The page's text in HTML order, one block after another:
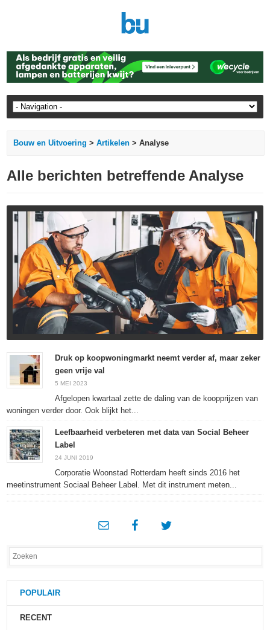
Bouw en Uitvoering >Artikelen > Analyse
Alle berichten betreffende Analyse
Druk op koopwoningmarkt neemt verder af, maar zeker
geen vrije val
5 MEI 2023
Afgelopen kwartaal zette de daling van de koopprijzen van
woningen verder door. Ook blijkt het...
Leefbaarheid verbeteren met data van Social Beheer
Label
24 JUNI 2019
Corporatie Woonstad Rotterdam heeft sinds 2016 het
meetinstrument Sociaal Beheer Label. Met dit instrument meten...
POPULAIR
RECENT